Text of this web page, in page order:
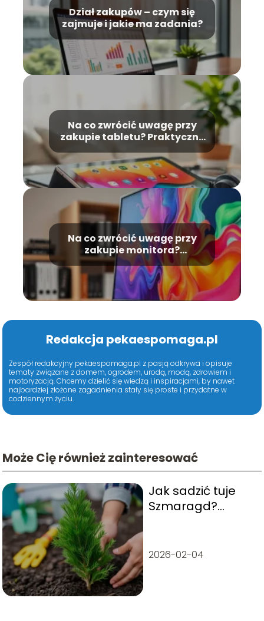
Dział zakupów – czym się
zajmuje i jakie ma zadania?
Na co zwrócić uwagę przy
zakupie tabletu? Praktyczny
Na co zwrócić uwagę przy
zakupie monitora?
Praktyczne porady
Redakcja pekaespomaga.pl
Zespół redakcyjny pekaespomaga.pl z pasją odkrywa i opisuje
tematy związane z domem, ogrodem, urodą, modą, zdrowiem i
motoryzacją. Chcemy dzielić się wiedzą i inspiracjami, by nawet
najbardziej złożone zagadnienia stały się proste i przydatne w
codziennym życiu.
Może Cię również zainteresować
Jak sadzić tuje
Szmaragd?
wskazówki
2026-02-04